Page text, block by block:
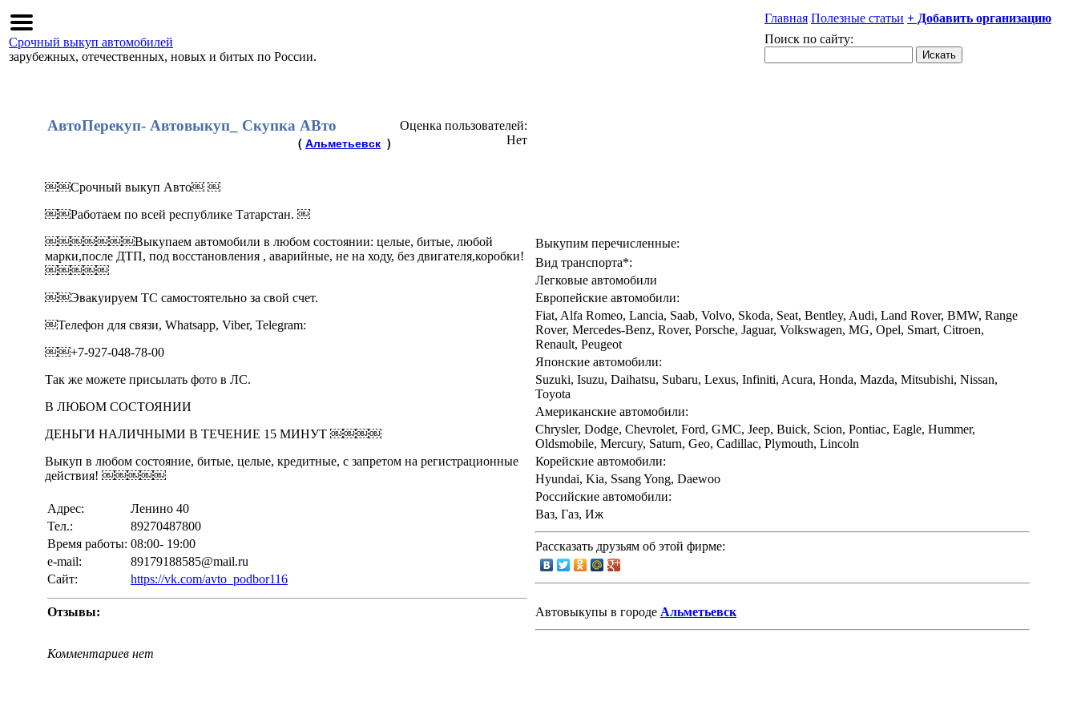
Срочный выкуп автомобилей
зарубежных, отечественных, новых и битых по России.
Главная Полезные статьи + Добавить организацию
Поиск по сайту:
АвтоПерекуп- Автовыкуп_ Скупка АВто
( Альметьевск )
Оценка пользователей:
Нет
￼￼Срочный выкуп Авто￼ ￼
￼￼Работаем по всей республике Татарстан. ￼
￼￼￼￼￼￼￼Выкупаем автомобили в любом состоянии: целые, битые, любой
марки,после ДТП, под восстановления , аварийные, не на ходу, без двигателя,коробки!
￼￼￼￼￼
￼￼Эвакуируем ТС самостоятельно за свой счет.
￼Телефон для связи, Whatsapp, Viber, Telegram:
￼￼+7-927-048-78-00
Так же можете присылать фото в ЛС.
В ЛЮБОМ СОСТОЯНИИ
ДЕНЬГИ НАЛИЧНЫМИ В ТЕЧЕНИЕ 15 МИНУТ ￼￼￼￼
Выкуп в любом состояние, битые, целые, кредитные, с запретом на регистрационные
действия! ￼￼￼￼￼
Адрес:
Ленино 40
Тел.:
89270487800
Время работы: 08:00- 19:00
e-mail:
89179188585@mail.ru
Сайт:
https://vk.com/avto_podbor116
Отзывы:
Комментариев нет
Выкупим перечисленные:
Вид транспорта*:
Легковые автомобили
Европейские автомобили:
Fiat, Alfa Romeo, Lancia, Saab, Volvo, Skoda, Seat, Bentley, Audi, Land Rover, BMW, Range
Rover, Mercedes-Benz, Rover, Porsche, Jaguar, Volkswagen, MG, Opel, Smart, Citroen,
Renault, Peugeot
Японские автомобили:
Suzuki, Isuzu, Daihatsu, Subaru, Lexus, Infiniti, Acura, Honda, Мazda, Mitsubishi, Nissan,
Toyota
Американские автомобили:
Chrysler, Dodge, Chevrolet, Ford, GMC, Jeep, Buick, Scion, Pontiac, Eagle, Hummer,
Oldsmobile, Mercury, Saturn, Geo, Cadillac, Plymouth, Lincoln
Корейские автомобили:
Hyundai, Kia, Ssang Yong, Daewoo
Российские автомобили:
Ваз, Газ, Иж
Рассказать друзьям об этой фирме:
Автовыкупы в городе Альметьевск